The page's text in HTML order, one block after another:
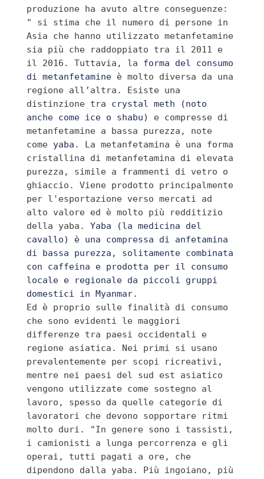
produzione ha avuto altre conseguenze:
" si stima che il numero di persone in
Asia che hanno utilizzato metanfetamine
sia più che raddoppiato tra il 2011 e
il 2016. Tuttavia, la forma del consumo
di metanfetamine è molto diversa da una
regione all’altra. Esiste una
distinzione tra crystal meth (noto
anche come ice o shabu)
e compresse di
metanfetamine a bassa purezza, note
come yaba . La metanfetamina è una forma
cristallina di metanfetamina di elevata
purezza, simile a frammenti di vetro o
ghiaccio. Viene prodotto principalmente
per l'esportazione verso mercati ad
alto valore ed è molto più redditizio
della yaba. Yaba (la medicina del
cavallo) è una compressa di anfetamina
di bassa purezza, solitamente combinata
con caffeina e prodotta per il consumo
locale e regionale da piccoli gruppi
Ed è proprio sulle finalità di consumo
che sono evidenti le maggiori
differenze tra paesi occidentali e
regione asiatica. Nei primi si usano
prevalentemente per scopi ricreativi,
mentre nei paesi del sud est asiatico
vengono utilizzate come sostegno al
lavoro, spesso da quelle categorie di
lavoratori che devono sopportare ritmi
molto duri. "In genere sono i tassisti,
i camionisti a lunga percorrenza e gli
operai, tutti pagati a ore, che
dipendono dalla yaba. Più ingoiano, più